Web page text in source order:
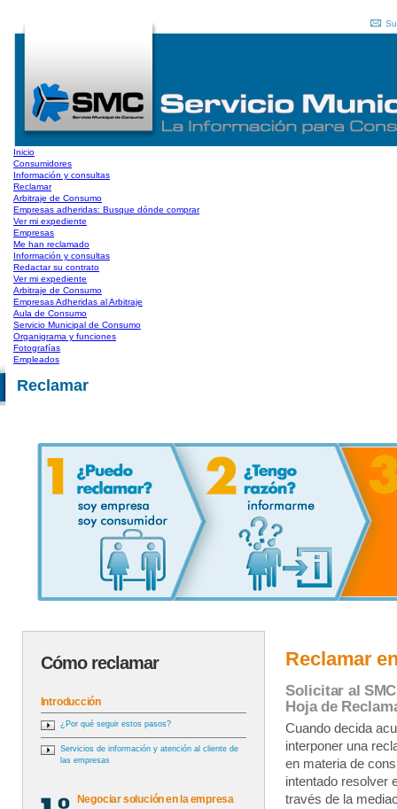
Inicio
Consumidores
Información y consultas
Reclamar
Arbitraje de Consumo
Empresas adheridas: Busque dónde comprar
Ver mi expediente
Empresas
Me han reclamado
Información y consultas
Redactar su contrato
Ver mi expediente
Arbitraje de Consumo
Empresas Adheridas al Arbitraje
Aula de Consumo
Servicio Municipal de Consumo
Organigrama y funciones
Fotografías
Empleados
Reclamar
Cómo reclamar
Introducción
¿Por qué seguir estos pasos?
Servicios de información y atención al cliente de
las empresas
Negociar solución en la empresa
Reclamar
Solicitar al
Hoja de
Cuando decida
interponer una
en materia de
intentado resolver
través de la